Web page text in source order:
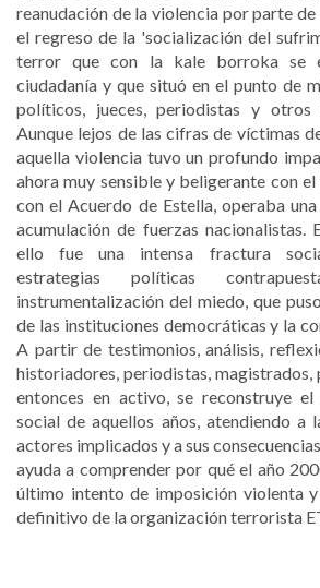
reanudación de la violencia por parte
el regreso de la 'socialización del
terror que con la kale borroka se
ciudadanía y que situó en el punto de
políticos, jueces, periodistas y otros
Aunque lejos de las cifras de víctimas
aquella violencia tuvo un profundo
ahora muy sensible y beligerante con
con el Acuerdo de Estella, operaba
acumulación de fuerzas nacionalistas.
ello fue una intensa fractura
estrategias políticas
instrumentalización del miedo, que
de las instituciones democráticas y la
A partir de testimonios, análisis,
historiadores, periodistas,
entonces en activo, se reconstruye
social de aquellos años, atendiendo a
actores implicados y a sus
ayuda a comprender por qué el año
último intento de imposición violenta
definitivo de la organización terrorista